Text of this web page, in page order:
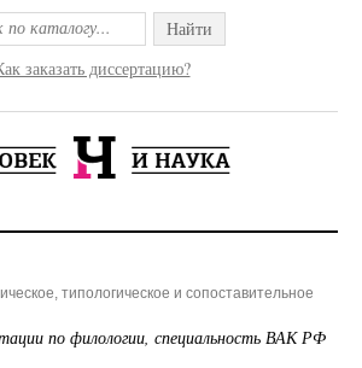
Найти
заказать диссертацию?
типологическое и сопоставительное
по филологии, специальность ВАК РФ